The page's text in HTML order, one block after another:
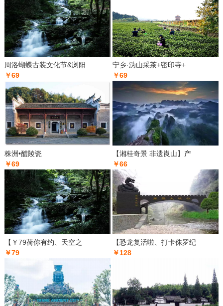
周洛蝴蝶古装文化节&浏阳
￥69
宁乡·沩山采茶+密印寺+
￥69
株洲•醴陵瓷
￥69
【湘桂奇景 非遗崀山】产
￥66
【￥79荷你有约、天空之
￥79
【恐龙复活啦、打卡侏罗纪
￥128